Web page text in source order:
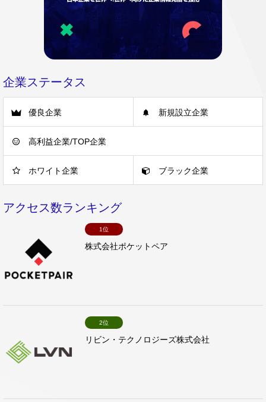
企業ステータス
優良企業 新規設立企業
高利益企業/TOP企業
ホワイト企業 ブラック企業
アクセス数ランキング
1位
株式会社ポケットペア
2位
リビン・テクノロジーズ株式会社